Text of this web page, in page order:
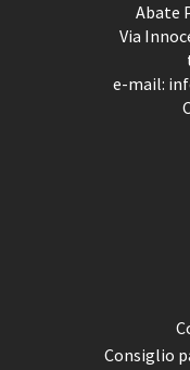
Abate
Via
e-mail:
Consiglio